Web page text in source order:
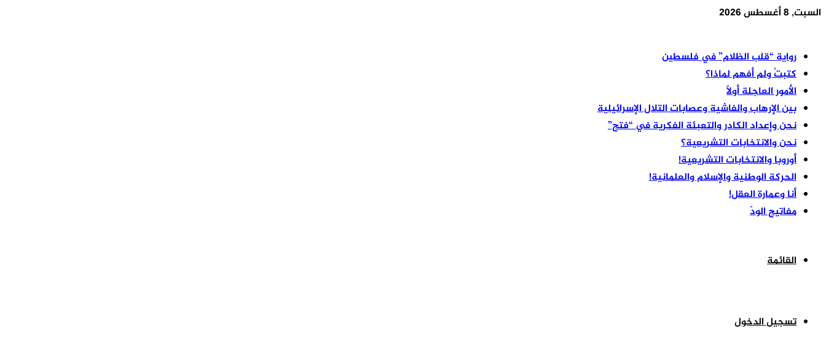
السبت, 8 أغسطس 2026
رواية “قلب الظلام” في فلسطين
كتبتُ ولم أفهم لماذا؟
الأمور العاجلة أولًا
بين الإرهاب والفاشية وعصابات التلال الإسرائيلية
نحن وإعداد الكادر والتعبئة الفكرية في “فتح”
نحن والانتخابات التشريعية؟
أوروبا والانتخابات التشريعية!
الحركة الوطنية والإسلام والعلمانية!
أنا وعمارة العقل!
مفاتيح الودّ
القائمة
تسجيل الدخول